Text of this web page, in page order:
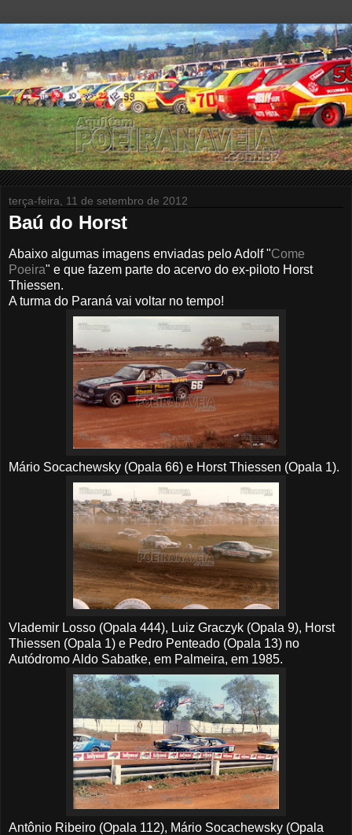
terça-feira, 11 de setembro de 2012
Baú do Horst
Abaixo algumas imagens enviadas pelo Adolf "Come
Poeira" e que fazem parte do acervo do ex-piloto Horst
Thiessen.
A turma do Paraná vai voltar no tempo!
Mário Socachewsky (Opala 66) e Horst Thiessen (Opala 1).
Vlademir Losso (Opala 444), Luiz Graczyk (Opala 9), Horst
Thiessen (Opala 1) e Pedro Penteado (Opala 13) no
Autódromo Aldo Sabatke, em Palmeira, em 1985.
Antônio Ribeiro (Opala 112), Mário Socachewsky (Opala